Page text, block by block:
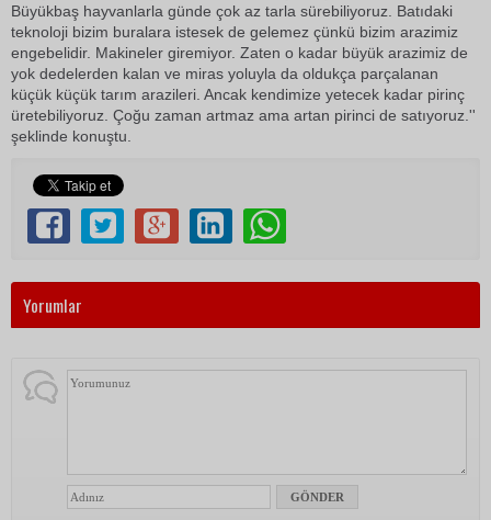
Büyükbaş hayvanlarla günde çok az tarla sürebiliyoruz. Batıdaki
teknoloji bizim buralara istesek de gelemez çünkü bizim arazimiz
engebelidir. Makineler giremiyor. Zaten o kadar büyük arazimiz de
yok dedelerden kalan ve miras yoluyla da oldukça parçalanan
küçük küçük tarım arazileri. Ancak kendimize yetecek kadar pirinç
üretebiliyoruz. Çoğu zaman artmaz ama artan pirinci de satıyoruz.''
şeklinde konuştu.
Yorumlar